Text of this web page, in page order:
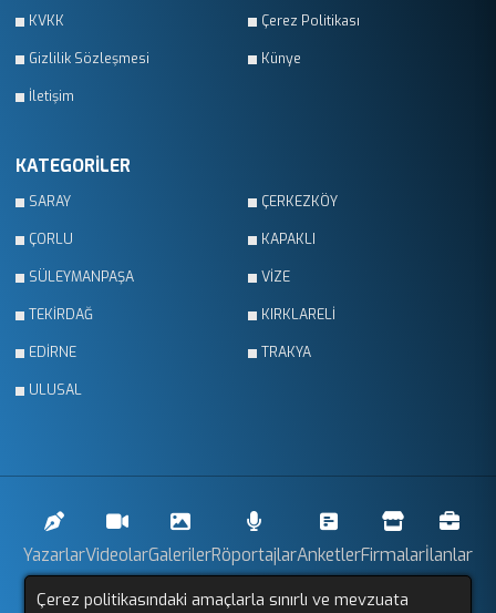
KVKK Çerez Politikası
Gizlilik Sözleşmesi Künye
İletişim
KATEGORİLER
SARAY ÇERKEZKÖY
ÇORLU KAPAKLI
SÜLEYMANPAŞA VİZE
TEKİRDAĞ KIRKLARELİ
EDİRNE TRAKYA
ULUSAL
YazarlarVideolarGalerilerRöportajlarAnketlerFirmalarİlanlar
Çerez politikasındaki amaçlarla sınırlı ve mevzuata